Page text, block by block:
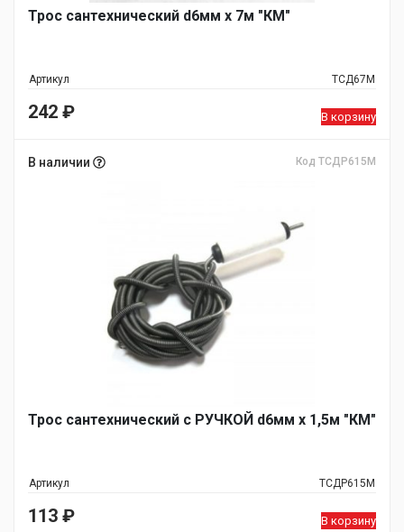
Трос сантехнический d6мм х 7м "КМ"
Артикул ТСД67М
242 ₽ В корзину
В наличии Код ТСДР615М
Трос сантехнический с РУЧКОЙ d6мм х 1,5м "КМ"
Артикул ТСДР615М
113 ₽ В корзину